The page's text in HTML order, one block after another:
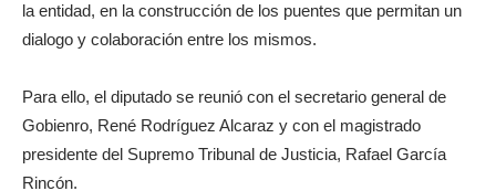
la entidad, en la construcción de los puentes que permitan un
dialogo y colaboración entre los mismos.
Para ello, el diputado se reunió con el secretario general de
Gobienro, René Rodríguez Alcaraz y con el magistrado
presidente del Supremo Tribunal de Justicia, Rafael García
Rincón.